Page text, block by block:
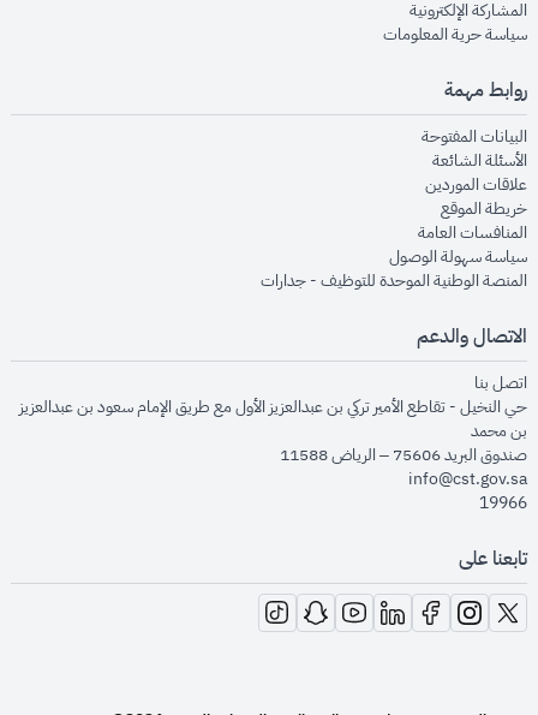
المشاركة الإلكترونيةopens in new window
سياسة حرية المعلوماتopens in new window
روابط مهمة
البيانات المفتوحةopens in new window
الأسئلة الشائعةopens in new window
علاقات الموردينopens in new window
خريطة الموقعopens in new window
المنافسات العامةopens in new window
سياسة سهولة الوصولopens in new window
المنصة الوطنية الموحدة للتوظيف - جداراتopens in new window
الاتصال والدعم
اتصل بنا
حي النخيل - تقاطع الأمير تركي بن عبدالعزيز الأول مع طريق الإمام سعود بن عبدالعزيز
بن محمد
صندوق البريد 75606 – الرياض 11588
info@cst.gov.sa
19966
تابعنا على
opens in new window
opens in new window
opens in new window
opens in new window
opens in new window
opens in new window
opens in new window